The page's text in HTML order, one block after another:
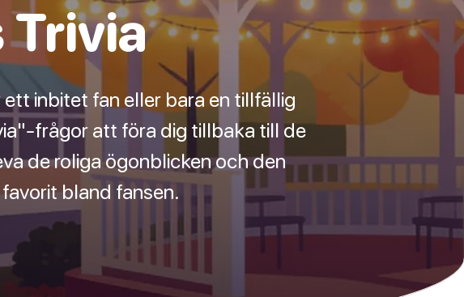
Trivia
inbitet fan eller bara en tillfällig
frågor att föra dig tillbaka till de
de roliga ögonblicken och den
bland fansen.